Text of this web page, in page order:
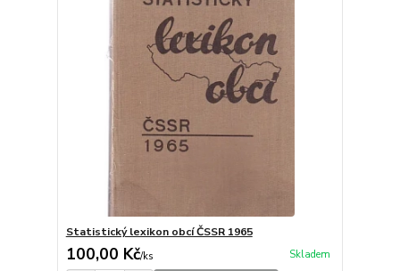
Statistický lexikon obcí ČSSR 1965
100,00 Kč/ks Skladem